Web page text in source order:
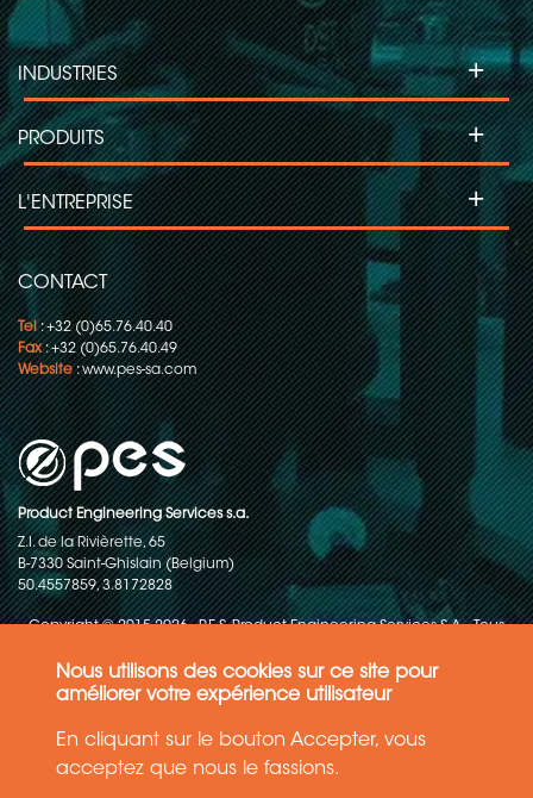
Nous utilisons des cookies sur ce site pour
améliorer votre expérience utilisateur
En cliquant sur le bouton Accepter, vous
acceptez que nous le fassions.
Collecteurs tournants pour machines
d'étiquetage
Collecteurs tournants pour projecteurs
asservis
Collecteurs tournants pour machines
d'inspection
Collecteurs tournants pour le
conditionnement en continu
CONTACT
Tel: +32 (0)65.76.40.40
Fax: +32 (0)65.76.40.49
Website:www.pes-sa.com
Product Engineering Services s.a.
Z.I. de la Rivièrette, 65
B-7330 Saint-Ghislain (Belgium)
50.4557859, 3.8172828
INDUSTRIES +
PRODUITS +
L'ENTREPRISE +
Copyright © 2015-2026 - P.E.S. Product Engineering Services S.A. - Tous
Politique de protection des données
Conditions générales de ventes